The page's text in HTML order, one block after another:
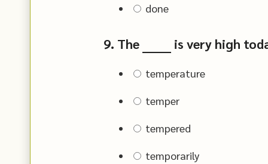
done
9. The ______ is very high
temperature
temper
tempered
temporarily